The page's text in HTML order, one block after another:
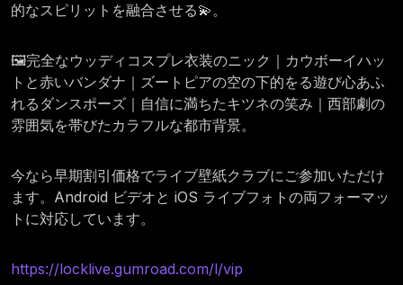
的なスピリットを融合させる💫。
🖼️完全なウッディコスプレ衣装のニック｜カウボーイハッ
トと赤いバンダナ｜ズートピアの空の下的をる遊び心あふ
れるダンスポーズ｜自信に満ちたキツネの笑み｜西部劇の
雰囲気を帯びたカラフルな都市背景。
今なら早期割引価格でライブ壁紙クラブにご参加いただけ
ます。Android ビデオと iOS ライブフォトの両フォーマッ
トに対応しています。
https://locklive.gumroad.com/l/vip